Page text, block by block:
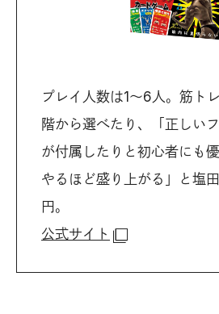
プレイ人数は1〜6人。筋ト
階から選べたり、「正しい
が付属したりと初心者にも
やるほど盛り上がる」と塩
円。
公式サイト